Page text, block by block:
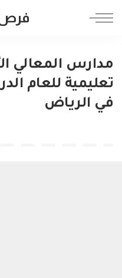
فرص
مدارس المعالي
في الرياض